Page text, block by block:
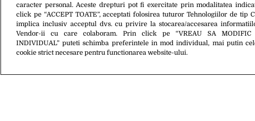
28 Apr. 2014, 16:32
Wolverine, asasinat de scenariștii
Marvel
Despre NoiContactEchipa
caracter personal. Aceste drepturi pot fi exercitate prin modalitatea
click pe “ACCEPT TOATE”, acceptati folosirea tuturor Tehnologiilor de tip
implica inclusiv acceptul dvs. cu privire la stocarea/accesarea
Vendor-ii cu care colaboram. Prin click pe “VREAU SA MODIFIC
INDIVIDUAL” puteti schimba preferintele in mod individual, mai putin
cookie strict necesare pentru functionarea website-ului.